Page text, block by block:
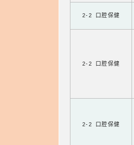
2-2 口腔保健
2-2 口腔保健
2-2 口腔保健